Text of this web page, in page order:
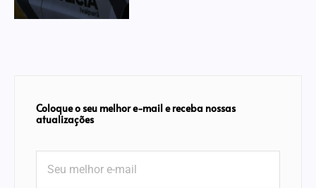
Coloque o seu melhor e-mail e receba nossas
atualizações